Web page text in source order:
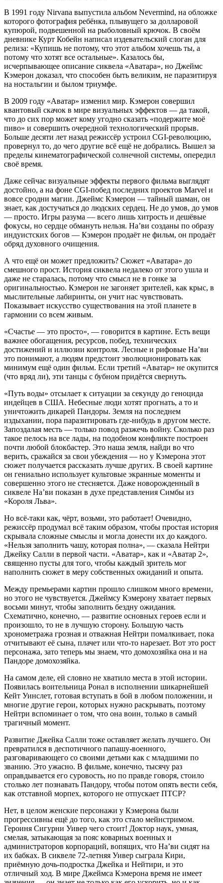
В 1991 году Nirvana выпустила альбом Nevermind, на обложке
которого фотография ребёнка, плывущего за долларовой
купюрой, подвешенной на рыболовный крючок. В своём
дневнике Курт Кобейн написал издевательский слоган для
релиза: «Купишь не потому, что этот альбом хочешь ты, а
потому что хотят все остальные». Казалось бы,
исчерпывающее описание сиквела «Аватара», но Джеймс
Кэмерон доказал, что способен быть великим, не паразитируя
на ностальгии и былом триумфе.
В 2009 году «Аватар» изменил мир. Кэмерон совершил
квантовый скачок в мире визуальных эффектов — да такой,
что до сих пор может кому угодно сказать «подержите моё
пиво» и совершить очередной технологический прорыв.
Больше десяти лет назад режиссёр устроил CGI-революцию,
провернул то, до чего другие всё ещё не добрались. Вышел за
пределы кинематографической солнечной системы, опередил
своё время.
Даже сейчас визуальные эффекты первого фильма выглядят
достойно, а на фоне CGI-побед последних проектов Marvel и
вовсе сродни магии. Джеймс Кэмерон — тайный шаман, он
знает, как достучаться до людских сердец. Не до умов, до умов
— просто. Игры разума — всего лишь хитрость и дешёвые
фокусы, но сердце обмануть нельзя. На’ви созданы по образу
индуистских богов — Кэмерон продаёт не фильм, он продаёт
обряд духовного очищения.
А что ещё он может предложить? Сюжет «Аватара» до
смешного прост. История сиквела недалеко от этого ушла и
даже не старалась, потому что смысл не в гонке за
оригинальностью. Кэмерон не загоняет зрителей, как крыс, в
мыслительные лабиринты, он учит нас чувствовать.
Показывает искусство существования на этой планете в
гармонии со всем живым.
«Счастье — это просто», — говорится в картине. Есть вещи
важнее обогащения, ресурсов, побед, технических
достижений и иллюзии контроля. Лесные и рифовые На’ви
это понимают, а людям предстоит эволюционировать как
минимум ещё один фильм. Если третий «Аватар» не окупится
(что вряд ли), эти танцы с бубном придётся свернуть.
«Путь воды» отсылает к ситуации за секунду до геноцида
индейцев в США. Небесные люди хотят прогнать, а то и
уничтожить дикарей Пандоры. Земля на последнем
издыхании, пора паразитировать где-нибудь в другом месте.
Запоздалая месть — только повод разжечь войну. Сколько раз
такое пелось на все лады, на подобном конфликте построен
почти любой блокбастер. Это наша земля, найди во что
верить, сражайся за свои убеждения — но у Кэмерона этот
сюжет получается рассказать лучше других. В своей картине
он гениально использует культовые экранные моменты и
совершенно этого не стесняется. Даже новорожденный в
сиквеле На’ви показан в духе представления Симбы из
«Короля Льва».
Но всё-таки как, чёрт, возьми, это работает! Очевидно,
режиссёр продумал всё таким образом, чтобы простая история
скрывала сложные смыслы и могла донести их до каждого.
«Нельзя заполнить чашу, которая полна», — сказала Нейтри
Джейку Салли в первой части. «Аватар», как и «Аватар 2»,
священно пусты для того, чтобы каждый зритель мог
наполнить сюжет в меру собственных ожиданий и опыта.
Между премьерами картин прошло слишком много времени,
но этого не чувствуется. Джеймсу Кэмерону хватает первых
восьми минут, чтобы заполнить бездну ожидания.
Схематично, конечно, — развитие основных героев если и
произошло, то не в лучшую сторону. Большую часть
хронометража грозная и отважная Нейтри помалкивает, пока
отчитывают её сына, плачет или что-то нарезает. Вот это рост
персонажа, зато теперь мы знаем, что домохозяйка она и на
Пандоре домохозяйка.
На самом деле, ей словно не хватило места в этой истории.
Появилась воительница Ронал в исполнении шикарнейшей
Кейт Уинслет, готовая вступать в бой в любом положении, и
многие другие герои, которых нужно раскрывать, поэтому
Нейтри вспоминает о том, что она воин, только в самый
трагичный момент.
Развитие Джейка Салли тоже оставляет желать лучшего. Он
превратился в деспотичного папашу-военного,
разговаривающего со своими детьми как с младшими по
званию. Это ужасно. В фильме, конечно, тысячу раз
оправдывается его суровость, но по правде говоря, стоило
столько лет познавать Пандору, чтобы потом опять вести себя,
как отставной морпех, которого не отпускает ПТСР?
Нет, в целом женские персонажи у Кэмерона были
прогрессивны ещё до того, как это стало мейнстримом.
Героиня Сигурни Уивер чего стоит! Доктор наук, умная,
смелая, затыкающая за пояс коварных военных и
администраторов корпораций, вопящих, что На’ви сидят на
их бабках. В сиквеле 72-летняя Уивер сыграла Кири,
приёмную дочь-подростка Джейка и Нейтири, и это
отличный ход. В мире Джеймса Кэмерона время не имеет